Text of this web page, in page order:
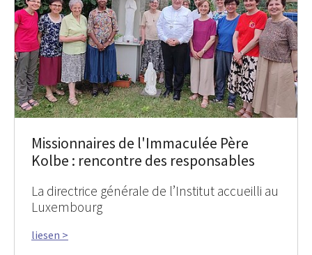
Missionnaires de l'Immaculée Père
Kolbe : rencontre des responsables
La directrice générale de l’Institut accueilli au
Luxembourg
liesen >